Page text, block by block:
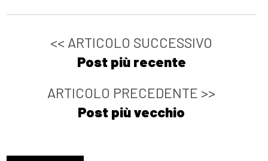
<< ARTICOLO SUCCESSIVO
Post più recente
ARTICOLO PRECEDENTE >>
Post più vecchio